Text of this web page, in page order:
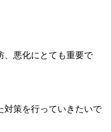
、悪化にとても重要で
対策を行っていきたいで